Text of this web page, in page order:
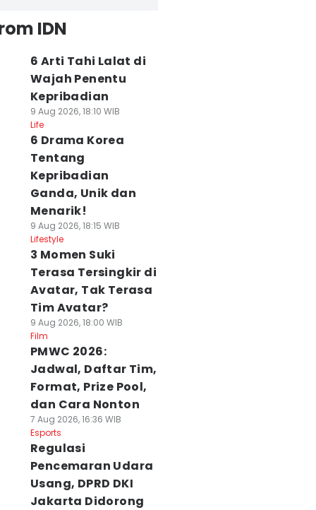
IDN
6 Arti Tahi Lalat di
Wajah Penentu
Kepribadian
9 Aug 2026, 18:10 WIB
Life
6 Drama Korea
Tentang
Kepribadian
Ganda, Unik dan
Menarik!
9 Aug 2026, 18:15 WIB
Lifestyle
3 Momen Suki
Terasa Tersingkir di
Avatar, Tak Terasa
Tim Avatar?
9 Aug 2026, 18:00 WIB
Film
PMWC 2026:
Jadwal, Daftar Tim,
Format, Prize Pool,
dan Cara Nonton
7 Aug 2026, 16:36 WIB
Esports
Regulasi
Pencemaran Udara
Usang, DPRD DKI
Jakarta Didorong